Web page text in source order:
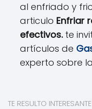
al enfriado y
articulo Enfriar
efectivos.te
artículos de
experto sobre
TE RESULTO